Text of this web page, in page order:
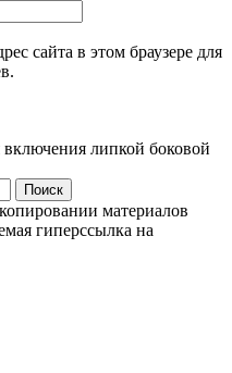
сайта в этом браузере для
липкой боковой
материалов
гиперссылка на